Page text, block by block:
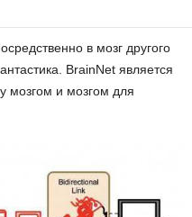
в мозг другого
BrainNet является
мозгом и мозгом для